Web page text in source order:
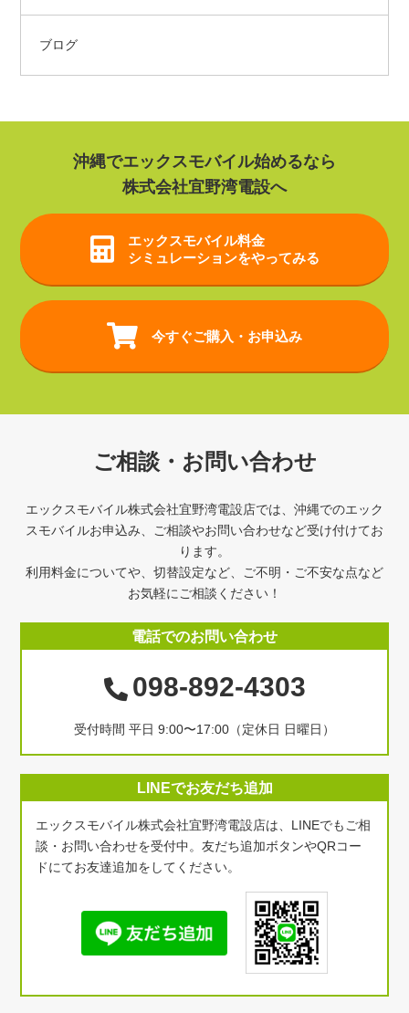
ブログ
沖縄でエックスモバイル始めるなら
株式会社宜野湾電設へ
エックスモバイル料金
シミュレーションをやってみる
今すぐご購入・お申込み
ご相談・お問い合わせ
エックスモバイル株式会社宜野湾電設店では、沖縄でのエック
スモバイルお申込み、ご相談やお問い合わせなど受け付けてお
ります。
利用料金についてや、切替設定など、ご不明・ご不安な点など
お気軽にご相談ください！
電話でのお問い合わせ
098-892-4303
受付時間 平日 9:00〜17:00（定休日 日曜日）
LINEでお友だち追加
エックスモバイル株式会社宜野湾電設店は、LINEでもご相
談・お問い合わせを受付中。友だち追加ボタンやQRコー
ドにてお友達追加をしてください。